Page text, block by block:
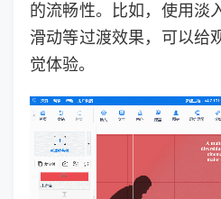
的流畅性。比如，使用淡
滑动等过渡效果，可以给
觉体验。